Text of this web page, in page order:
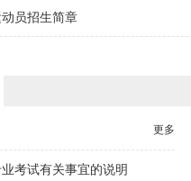
员招生简章
更多
考试有关事宜的说明